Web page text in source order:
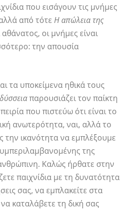
που εισάγουν τις μνήμες
από τότε Η απώλεια της
αθάνατος, οι μνήμες είναι
την απουσία
τα υποκείμενα ηθικά τους
παρουσιάζει τον παίκτη
που πιστεύω ότι είναι το
ανωτερότητα, ναι, αλλά το
την ικανότητα να εμπλέξουμε
της
Καλώς ήρθατε στην
παιχνίδια με τη δυνατότητα
σας, να εμπλακείτε στα
καταλάβετε τη δική σας